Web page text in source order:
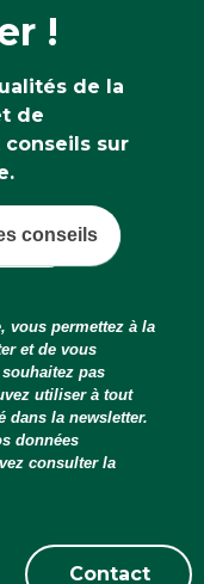
!
de la
de
sur
conseils
vous permettez à la
et de vous
pas
utiliser à tout
dans la newsletter.
données
consulter la
Contact